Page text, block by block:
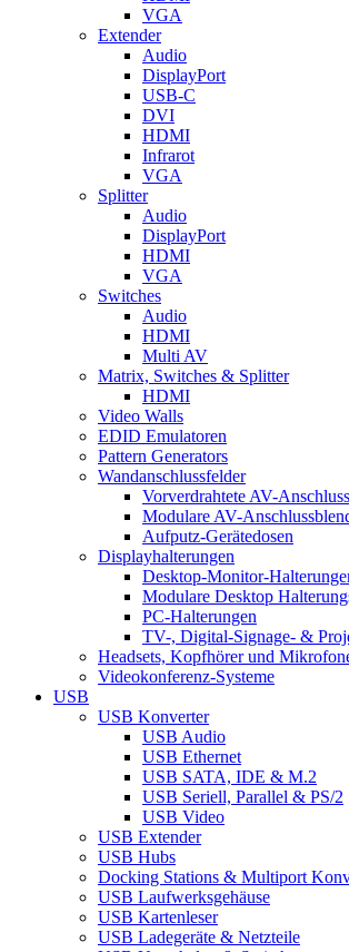
VGA
Extender
Audio
DisplayPort
USB-C
DVI
HDMI
Infrarot
VGA
Splitter
Audio
DisplayPort
HDMI
VGA
Switches
Audio
HDMI
Multi AV
Matrix, Switches & Splitter
HDMI
Video Walls
EDID Emulatoren
Pattern Generators
Wandanschlussfelder
Vorverdrahtete AV-
Modulare AV-
Aufputz-Gerätedosen
Displayhalterungen
Desktop-Monitor-
Modulare Desktop
PC-Halterungen
TV-, Digital-Signage- &
Headsets, Kopfhörer und
Videokonferenz-Systeme
USB
USB Konverter
USB Audio
USB Ethernet
USB SATA, IDE & M.2
USB Seriell, Parallel & PS/2
USB Video
USB Extender
USB Hubs
Docking Stations & Multiport
USB Laufwerksgehäuse
USB Kartenleser
USB Ladegeräte & Netzteile